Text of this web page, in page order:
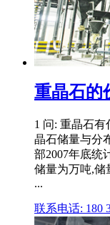
重晶石的
1 问: 重晶石
晶石储量与分
部2007年底统
储量为万吨,储
...
联系电话: 180